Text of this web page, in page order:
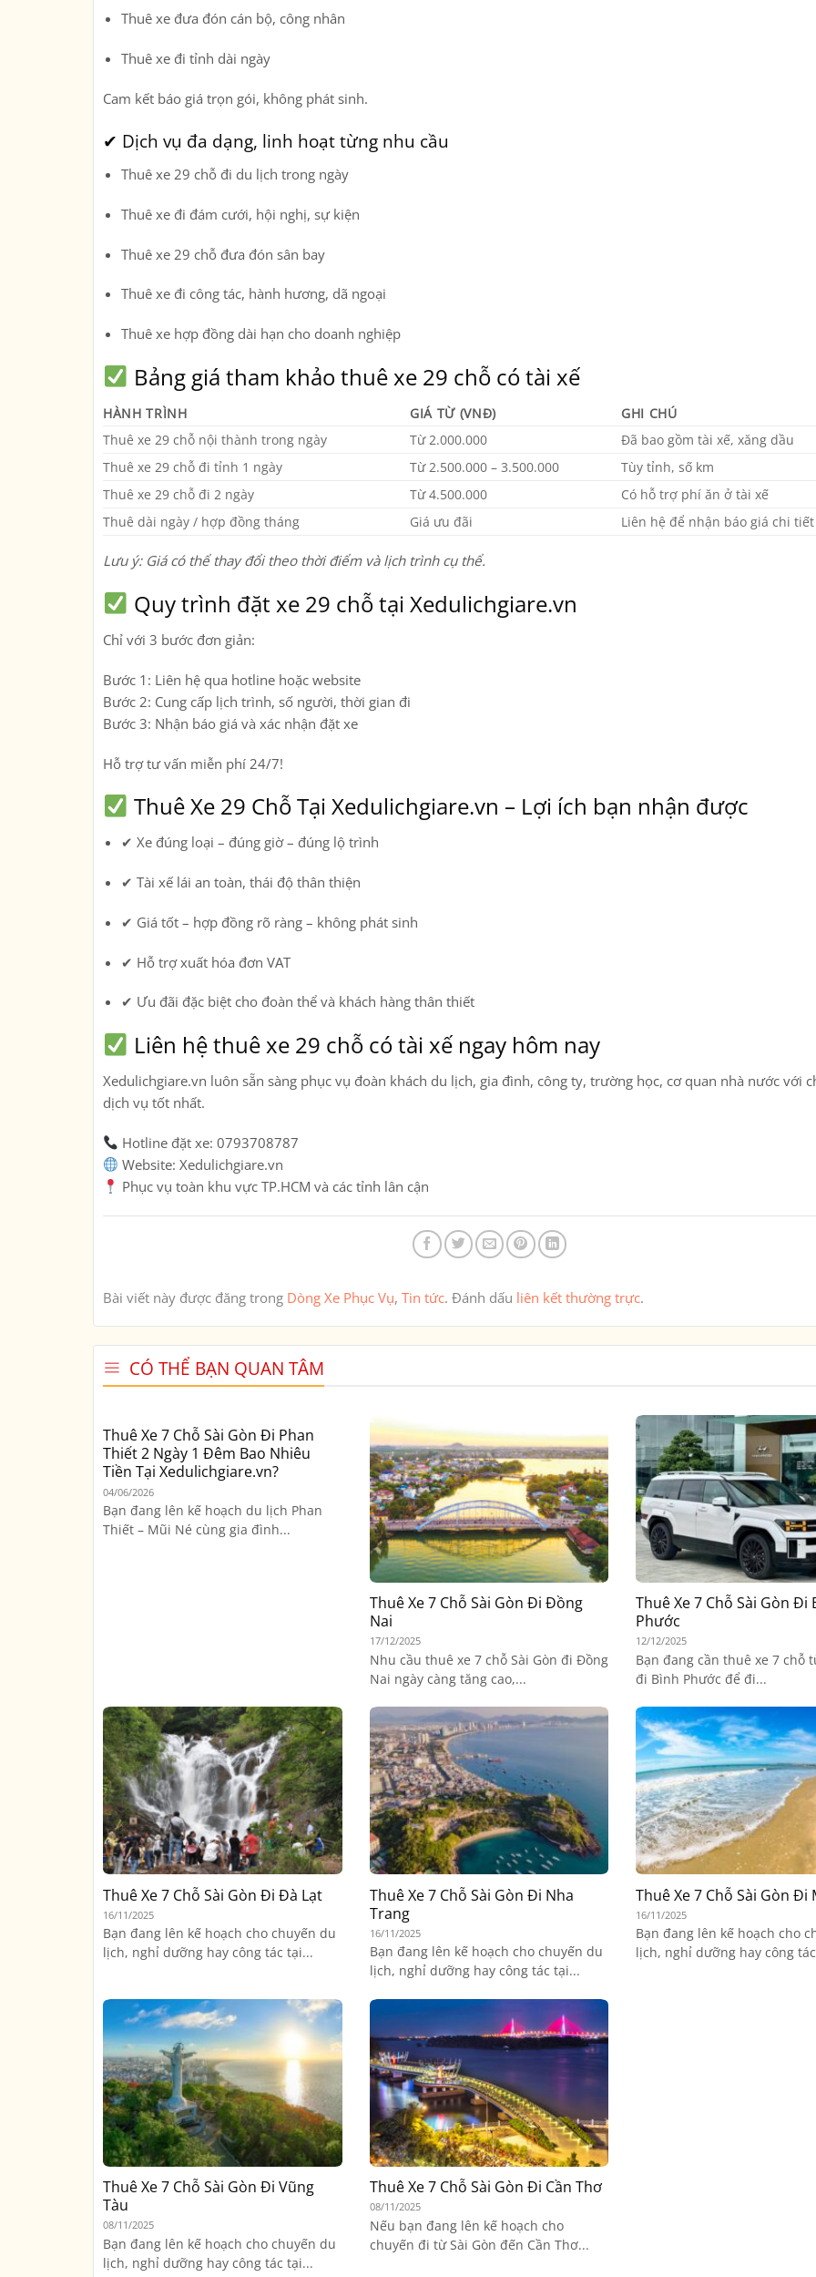
Thuê xe đưa đón cán bộ, công nhân
Thuê xe đi tỉnh dài ngày
Cam kết báo giá trọn gói, không phát sinh.
✔ Dịch vụ đa dạng, linh hoạt từng nhu cầu
Thuê xe 29 chỗ đi du lịch trong ngày
Thuê xe đi đám cưới, hội nghị, sự kiện
Thuê xe 29 chỗ đưa đón sân bay
Thuê xe đi công tác, hành hương, dã ngoại
Thuê xe hợp đồng dài hạn cho doanh nghiệp
Bảng giá tham khảo thuê xe 29 chỗ có tài xế
HÀNH TRÌNH GIÁ TỪ (VNĐ)
GHI CHÚ
Thuê xe 29 chỗ nội thành trong ngày
Từ 2.000.000
Đã bao gồm tài xế, xăng dầu
Thuê xe 29 chỗ đi tỉnh 1 ngày
Từ 2.500.000 – 3.500.000
Tùy tỉnh, số km
Thuê xe 29 chỗ đi 2 ngày
Từ 4.500.000
Có hỗ trợ phí ăn ở tài xế
Thuê dài ngày / hợp đồng tháng
Giá ưu đãi Liên hệ để nhận báo giá chi tiết
Lưu ý: Giá có thể thay đổi theo thời điểm và lịch trình cụ thể.
Quy trình đặt xe 29 chỗ tại Xedulichgiare.vn
Chỉ với 3 bước đơn giản:
Bước 1: Liên hệ qua hotline hoặc website
Bước 2: Cung cấp lịch trình, số người, thời gian đi
Bước 3: Nhận báo giá và xác nhận đặt xe
Hỗ trợ tư vấn miễn phí 24/7!
Thuê Xe 29 Chỗ Tại Xedulichgiare.vn – Lợi ích bạn nhận được
✔ Xe đúng loại – đúng giờ – đúng lộ trình
✔ Tài xế lái an toàn, thái độ thân thiện
✔ Giá tốt – hợp đồng rõ ràng – không phát sinh
✔ Hỗ trợ xuất hóa đơn VAT
✔ Ưu đãi đặc biệt cho đoàn thể và khách hàng thân thiết
Liên hệ thuê xe 29 chỗ có tài xế ngay hôm nay
Xedulichgiare.vn luôn sẵn sàng phục vụ đoàn khách du lịch, gia đình, công ty, trường học, cơ quan nhà nước với
dịch vụ tốt nhất.
Hotline đặt xe: 0793708787
Website: Xedulichgiare.vn
Phục vụ toàn khu vực TP.HCM và các tỉnh lân cận
Bài viết này được đăng trong Dòng Xe Phục Vụ, Tin tức. Đánh dấu liên kết thường trực.
CÓ THỂ BẠN QUAN TÂM
Thuê Xe 7 Chỗ Sài Gòn Đi Phan
Thiết 2 Ngày 1 Đêm Bao Nhiêu
Tiền Tại Xedulichgiare.vn?
04/06/2026
Bạn đang lên kế hoạch du lịch Phan
Thiết – Mũi Né cùng gia đình...
Thuê Xe 7 Chỗ Sài Gòn Đi Đồng
Nai
17/12/2025
Nhu cầu thuê xe 7 chỗ Sài Gòn đi Đồng
Nai ngày càng tăng cao,...
Thuê Xe 7 Chỗ Sài Gòn Đi
Phước
12/12/2025
Bạn đang cần thuê xe 7 chỗ
đi Bình Phước để đi...
Thuê Xe 7 Chỗ Sài Gòn Đi Đà Lạt
16/11/2025
Bạn đang lên kế hoạch cho chuyến du
lịch, nghỉ dưỡng hay công tác tại...
Thuê Xe 7 Chỗ Sài Gòn Đi Nha
Trang
16/11/2025
Bạn đang lên kế hoạch cho chuyến du
lịch, nghỉ dưỡng hay công tác tại...
Thuê Xe 7 Chỗ Sài Gòn Đi
16/11/2025
Bạn đang lên kế hoạch cho
lịch, nghỉ dưỡng hay công
Thuê Xe 7 Chỗ Sài Gòn Đi Vũng
Tàu
08/11/2025
Bạn đang lên kế hoạch cho chuyến du
lịch, nghỉ dưỡng hay công tác tại...
Thuê Xe 7 Chỗ Sài Gòn Đi Cần Thơ
08/11/2025
Nếu bạn đang lên kế hoạch cho
chuyến đi từ Sài Gòn đến Cần Thơ...